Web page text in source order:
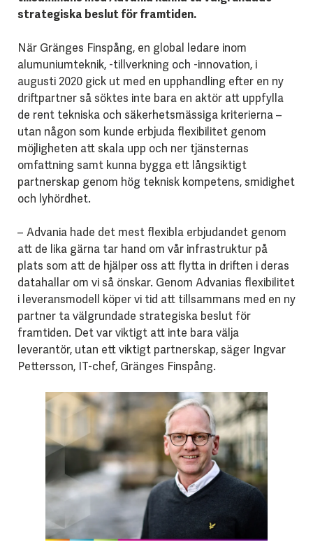
strategiska beslut för framtiden.
När Gränges Finspång, en global ledare inom
alumuniumteknik, -tillverkning och -innovation, i
augusti 2020 gick ut med en upphandling efter en ny
driftpartner så söktes inte bara en aktör att uppfylla
de rent tekniska och säkerhetsmässiga kriterierna –
utan någon som kunde erbjuda flexibilitet genom
möjligheten att skala upp och ner tjänsternas
omfattning samt kunna bygga ett långsiktigt
partnerskap genom hög teknisk kompetens, smidighet
och lyhördhet.
– Advania hade det mest flexibla erbjudandet genom
att de lika gärna tar hand om vår infrastruktur på
plats som att de hjälper oss att flytta in driften i deras
datahallar om vi så önskar. Genom Advanias flexibilitet
i leveransmodell köper vi tid att tillsammans med en ny
partner ta välgrundade strategiska beslut för
framtiden. Det var viktigt att inte bara välja
leverantör, utan ett viktigt partnerskap, säger Ingvar
Pettersson, IT-chef, Gränges Finspång.